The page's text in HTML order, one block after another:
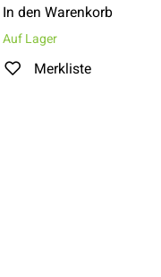
In den Warenkorb
Auf Lager
Merkliste